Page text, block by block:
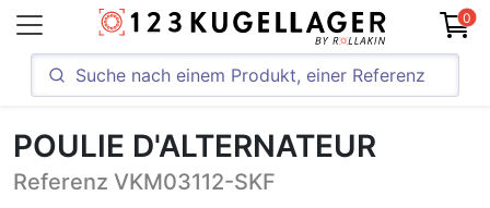
0
POULIE D'ALTERNATEUR
Referenz VKM03112-SKF